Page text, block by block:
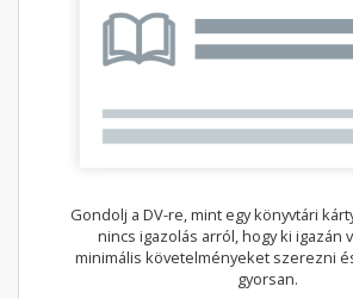
Gondolj a DV-re, mint egy könyvtári
nincs igazolás arról, hogy ki igazán
minimális követelményeket szerezni
gyorsan.